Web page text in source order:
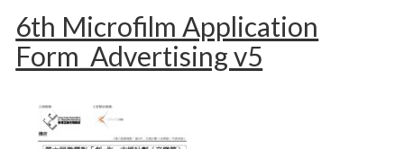
6th Microfilm Application
Form_Advertising v5